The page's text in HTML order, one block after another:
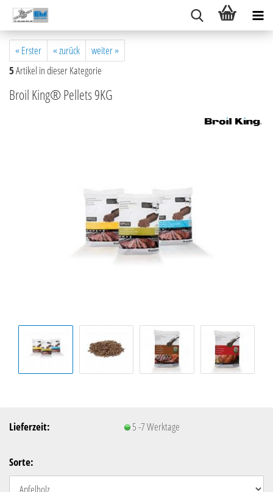
« Erster « zurück
weiter »
5Artikel in dieser Kategorie
Broil King® Pellets 9KG
Lieferzeit: 5 -7 Werktage
Sorte: